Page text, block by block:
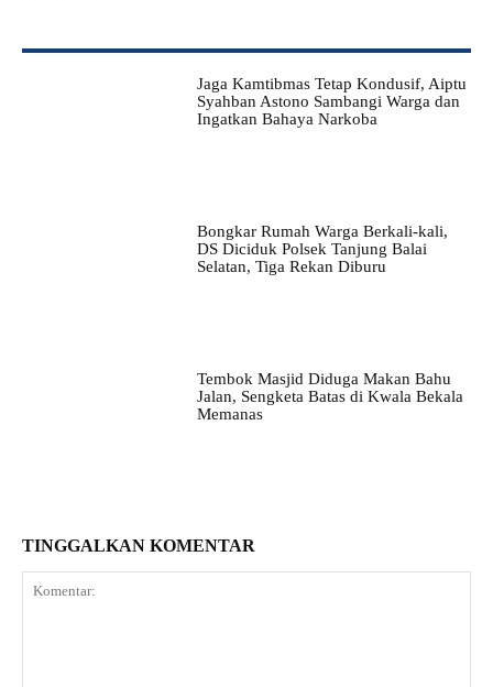
Jaga Kamtibmas Tetap Kondusif, Aiptu
Syahban Astono Sambangi Warga dan
Ingatkan Bahaya Narkoba
Bongkar Rumah Warga Berkali-kali,
DS Diciduk Polsek Tanjung Balai
Selatan, Tiga Rekan Diburu
Tembok Masjid Diduga Makan Bahu
Jalan, Sengketa Batas di Kwala Bekala
Memanas
TINGGALKAN KOMENTAR